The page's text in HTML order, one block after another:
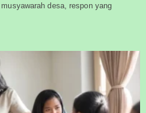
desa, respon yang